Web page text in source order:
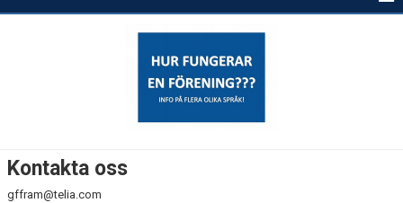
Kontakta oss
gffram@telia.com